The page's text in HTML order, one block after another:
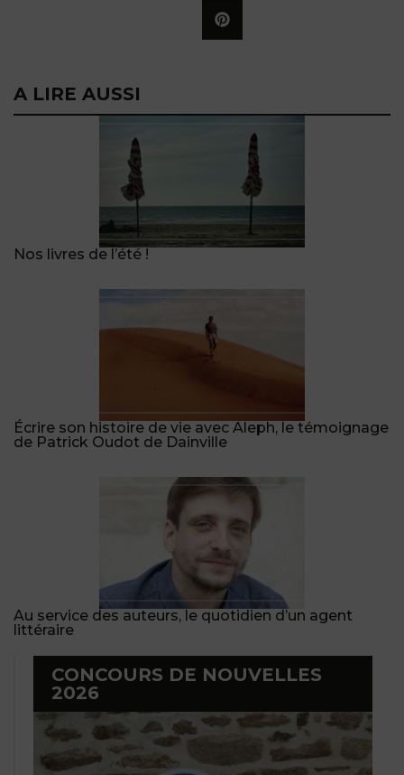
A LIRE AUSSI
Nos livres de l’été !
Écrire son histoire de vie avec Aleph, le témoignage
de Patrick Oudot de Dainville
Au service des auteurs, le quotidien d’un agent
littéraire
CONCOURS DE NOUVELLES
2026